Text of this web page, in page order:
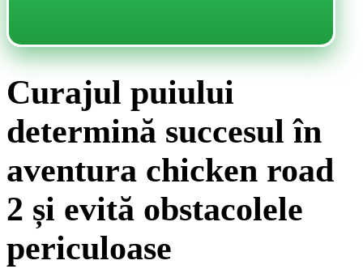
Curajul puiului
determină succesul în
aventura chicken road
2 și evită obstacolele
periculoase